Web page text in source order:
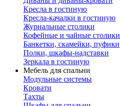
Кресла в гостиную
Кресла-качалки в гостиную
Журнальные столики
Кофейные и чайные столики
Банкетки, скамейки, пуфики
Полки, шкафы-надставки
Зеркала в гостиную
Мебель для спальни
Модульные системы
Кровати
Тахты